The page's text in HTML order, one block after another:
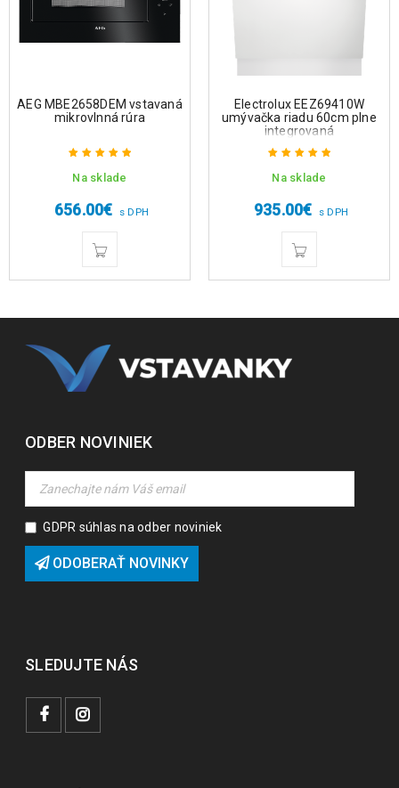
AEG MBE2658DEM vstavaná
mikrovlnná rúra
Hodnotenie
Na sklade
656.00€ s DPH
Electrolux EEZ69410W
umývačka riadu 60cm plne
integrovaná
Hodnotenie
Na sklade
935.00€ s DPH
ODBER NOVINIEK
GDPR súhlas na odber noviniek
ODOBERAŤ NOVINKY
SLEDUJTE NÁS